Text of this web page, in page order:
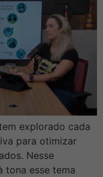
explorado cada
para otimizar
Nesse
tona esse tema